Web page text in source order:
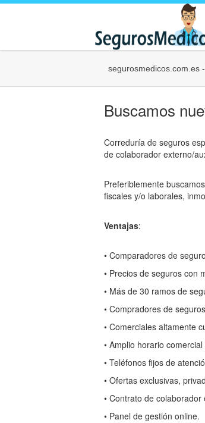
segurosmedicos.com.es -
Buscamos
Correduría de seguros
de colaborador externo/
Preferiblemente
fiscales y/o laborales,
Ventajas:
• Comparadores de
• Precios de seguros con
• Más de 30 ramos de
• Compradores de
• Comerciales altamente
• Amplio horario
• Teléfonos fijos de
• Ofertas exclusivas,
• Contrato de colaborador
• Panel de gestión online.